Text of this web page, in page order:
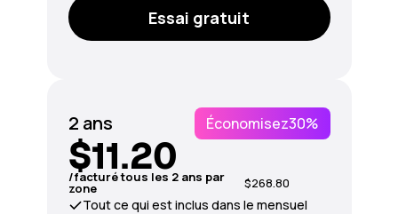
Essai gratuit
2 ans Économisez30%
$11.20
/facturé tous les 2 ans par
zone $268.80
Tout ce qui est inclus dans le mensuel